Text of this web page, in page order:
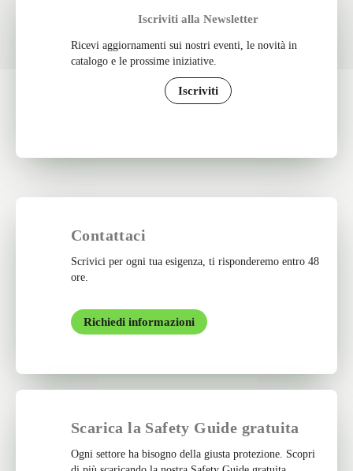
Iscriviti alla Newsletter
Ricevi aggiornamenti sui nostri eventi, le novità in
catalogo e le prossime iniziative.
Iscriviti
Contattaci
Scrivici per ogni tua esigenza, ti risponderemo entro 48
ore.
Richiedi informazioni
Scarica la Safety Guide gratuita
Ogni settore ha bisogno della giusta protezione. Scopri